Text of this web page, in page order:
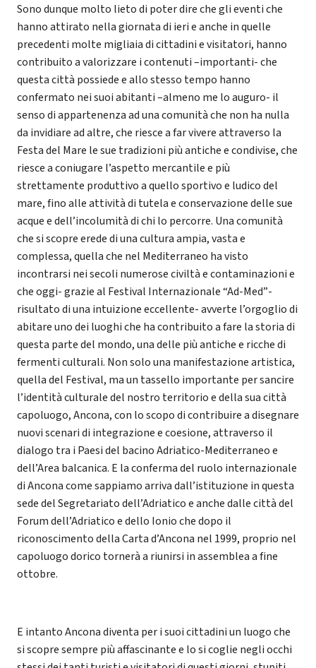
Sono dunque molto lieto di poter dire che gli eventi che
hanno attirato nella giornata di ieri e anche in quelle
precedenti molte migliaia di cittadini e visitatori, hanno
contribuito a valorizzare i contenuti –importanti- che
questa città possiede e allo stesso tempo hanno
confermato nei suoi abitanti –almeno me lo auguro- il
senso di appartenenza ad una comunità che non ha nulla
da invidiare ad altre, che riesce a far vivere attraverso la
Festa del Mare le sue tradizioni più antiche e condivise, che
riesce a coniugare l’aspetto mercantile e più
strettamente produttivo a quello sportivo e ludico del
mare, fino alle attività di tutela e conservazione delle sue
acque e dell’incolumità di chi lo percorre. Una comunità
che si scopre erede di una cultura ampia, vasta e
complessa, quella che nel Mediterraneo ha visto
incontrarsi nei secoli numerose civiltà e contaminazioni e
che oggi- grazie al Festival Internazionale “Ad-Med”-
risultato di una intuizione eccellente- avverte l’orgoglio di
abitare uno dei luoghi che ha contribuito a fare la storia di
questa parte del mondo, una delle più antiche e ricche di
fermenti culturali. Non solo una manifestazione artistica,
quella del Festival, ma un tassello importante per sancire
l’identità culturale del nostro territorio e della sua città
capoluogo, Ancona, con lo scopo di contribuire a disegnare
nuovi scenari di integrazione e coesione, attraverso il
dialogo tra i Paesi del bacino Adriatico-Mediterraneo e
dell’Area balcanica. E la conferma del ruolo internazionale
di Ancona come sappiamo arriva dall’istituzione in questa
sede del Segretariato dell’Adriatico e anche dalle città del
Forum dell’Adriatico e dello Ionio che dopo il
riconoscimento della Carta d’Ancona nel 1999, proprio nel
capoluogo dorico tornerà a riunirsi in assemblea a fine
ottobre.
E intanto Ancona diventa per i suoi cittadini un luogo che
si scopre sempre più affascinante e lo si coglie negli occhi